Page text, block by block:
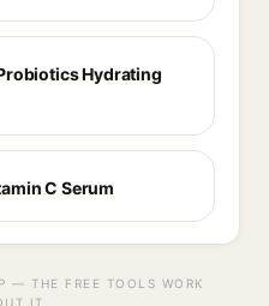
Hydrating
C Serum
— THE FREE TOOLS WORK
IT